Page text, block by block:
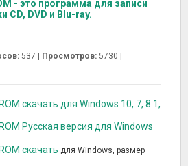
- это программа для записи
CD, DVD и Blu-ray.
537 Просмотров: 5730 |
скачать для Windows 10, 7, 8.1,
Русская версия для Windows
скачать для Windows, размер